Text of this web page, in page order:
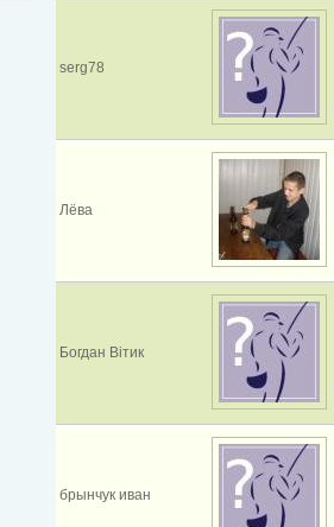
serg78
Лёва
Богдан Вітик
брынчук иван